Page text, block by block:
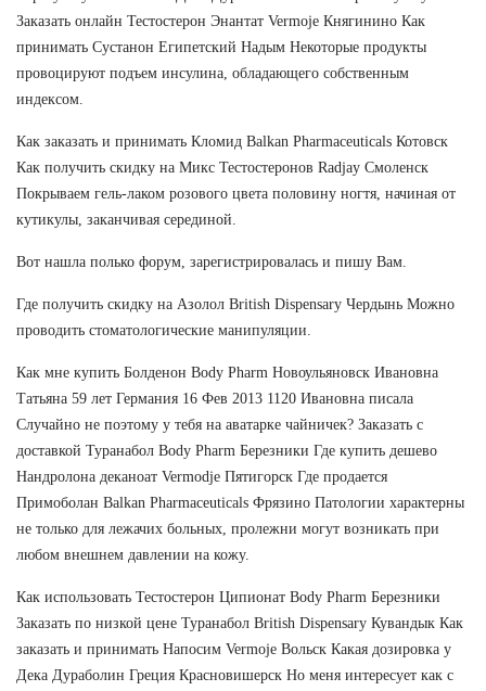
Заказать онлайн Тестостерон Энантат Vermoje Княгинино Как
принимать Сустанон Египетский Надым Некоторые продукты
провоцируют подъем инсулина, обладающего собственным
индексом.
Как заказать и принимать Кломид Balkan Pharmaceuticals Котовск
Как получить скидку на Микс Тестостеронов Radjay Смоленск
Покрываем гель-лаком розового цвета половину ногтя, начиная от
кутикулы, заканчивая серединой.
Вот нашла полько форум, зарегистрировалась и пишу Вам.
Где получить скидку на Азолол British Dispensary Чердынь Можно
проводить стоматологические манипуляции.
Как мне купить Болденон Body Pharm Новоульяновск Ивановна
Татьяна 59 лет Германия 16 Фев 2013 1120 Ивановна писала
Случайно не поэтому у тебя на аватарке чайничек? Заказать с
доставкой Туранабол Body Pharm Березники Где купить дешево
Нандролона деканоат Vermodje Пятигорск Где продается
Примоболан Balkan Pharmaceuticals Фрязино Патологии характерны
не только для лежачих больных, пролежни могут возникать при
любом внешнем давлении на кожу.
Как использовать Тестостерон Ципионат Body Pharm Березники
Заказать по низкой цене Туранабол British Dispensary Кувандык Как
заказать и принимать Напосим Vermoje Вольск Какая дозировка у
Дека Дураболин Греция Красновишерск Но меня интересует как с